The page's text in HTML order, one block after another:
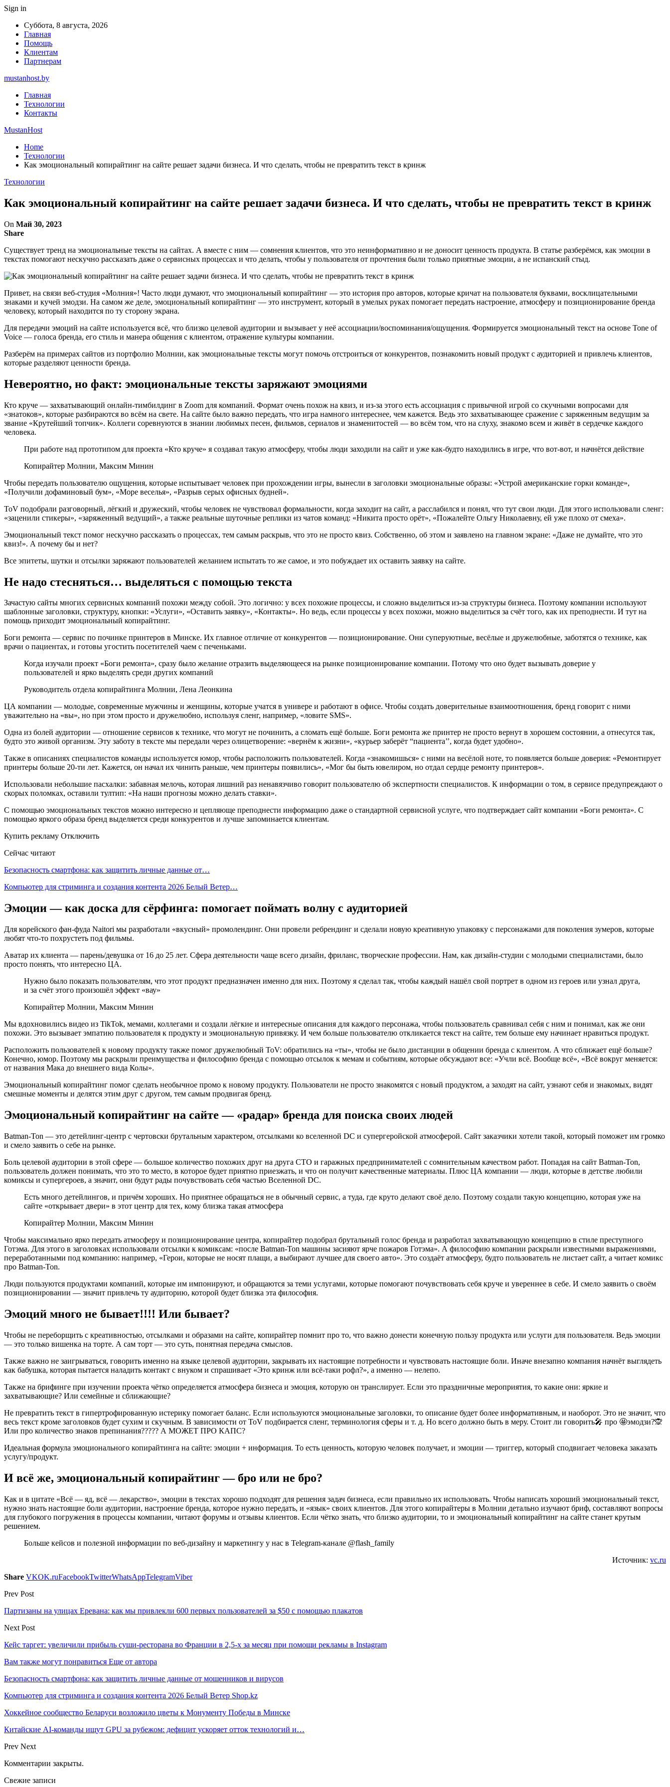
Sign in
Суббота, 8 августа, 2026
Главная
Помощь
Клиентам
Партнерам
mustanhost.by
Главная
Технологии
Контакты
MustanHost
Home
Технологии
Как эмоциональный копирайтинг на сайте решает задачи бизнеса. И что сделать, чтобы не превратить текст в кринж
Технологии
Как эмоциональный копирайтинг на сайте решает задачи бизнеса. И что сделать, чтобы не превратить текст в кринж
On Май 30, 2023
Share
Существует тренд на эмоциональные тексты на сайтах. А вместе с ним — сомнения клиентов, что это неинформативно и не доносит ценность продукта. В статье разберёмся, как эмоции в
текстах помогают нескучно рассказать даже о сервисных процессах и что делать, чтобы у пользователя от прочтения были только приятные эмоции, а не испанский стыд.
Привет, на связи веб-студия «Молния»! Часто люди думают, что эмоциональный копирайтинг — это история про авторов, которые кричат на пользователя буквами, восклицательными
знаками и кучей эмодзи. На самом же деле, эмоциональный копирайтинг — это инструмент, который в умелых руках помогает передать настроение, атмосферу и позиционирование бренда
человеку, который находится по ту сторону экрана.
Для передачи эмоций на сайте используется всё, что близко целевой аудитории и вызывает у неё ассоциации/воспоминания/ощущения. Формируется эмоциональный текст на основе Tone of
Voice — голоса бренда, его стиль и манера общения с клиентом, отражение культуры компании.
Разберём на примерах сайтов из портфолио Молнии, как эмоциональные тексты могут помочь отстроиться от конкурентов, познакомить новый продукт с аудиторией и привлечь клиентов,
которые разделяют ценности бренда.
Невероятно, но факт: эмоциональные тексты заряжают эмоциями
Кто круче — захватывающий онлайн-тимбилдинг в Zoom для компаний. Формат очень похож на квиз, и из-за этого есть ассоциация с привычной игрой со скучными вопросами для
«знатоков», которые разбираются во всём на свете. На сайте было важно передать, что игра намного интереснее, чем кажется. Ведь это захватывающее сражение с заряженным ведущим за
звание «Крутейший топчик». Коллеги соревнуются в знании любимых песен, фильмов, сериалов и знаменитостей — во всём том, что на слуху, знакомо всем и живёт в сердечке каждого
человека.
При работе над прототипом для проекта «Кто круче» я создавал такую атмосферу, чтобы люди заходили на сайт и уже как-будто находились в игре, что вот-вот, и начнётся действие
Копирайтер Молнии, Максим Минин
Чтобы передать пользователю ощущения, которые испытывает человек при прохождении игры, вынесли в заголовки эмоциональные образы: «Устрой американские горки команде»,
«Получили дофаминовый бум», «Море веселья», «Разрыв серых офисных будней».
ToV подобрали разговорный, лёгкий и дружеский, чтобы человек не чувствовал формальности, когда заходит на сайт, а расслабился и понял, что тут свои люди. Для этого использовали сленг:
«заценили стикеры», «заряженный ведущий», а также реальные шуточные реплики из чатов команд: «Никита просто орёт», «Пожалейте Ольгу Николаевну, ей уже плохо от смеха».
Эмоциональный текст помог нескучно рассказать о процессах, тем самым раскрыв, что это не просто квиз. Собственно, об этом и заявлено на главном экране: «Даже не думайте, что это
квиз!». А почему бы и нет?
Все эпитеты, шутки и отсылки заряжают пользователей желанием испытать то же самое, и это побуждает их оставить заявку на сайте.
Не надо стесняться… выделяться с помощью текста
Зачастую сайты многих сервисных компаний похожи между собой. Это логично: у всех похожие процессы, и сложно выделиться из-за структуры бизнеса. Поэтому компании используют
шаблонные заголовки, структуру, кнопки: «Услуги», «Оставить заявку», «Контакты». Но ведь, если процессы у всех похожи, можно выделиться за счёт того, как их преподнести. И тут на
помощь приходит эмоциональный копирайтинг.
Боги ремонта — сервис по починке принтеров в Минске. Их главное отличие от конкурентов — позиционирование. Они суперуютные, весёлые и дружелюбные, заботятся о технике, как
врачи о пациентах, и готовы угостить посетителей чаем с печеньками.
Когда изучали проект «Боги ремонта», сразу было желание отразить выделяющееся на рынке позиционирование компании. Потому что оно будет вызывать доверие у
пользователей и ярко выделять среди других компаний
Руководитель отдела копирайтинга Молнии, Лена Леонкина
ЦА компании — молодые, современные мужчины и женщины, которые учатся в универе и работают в офисе. Чтобы создать доверительные взаимоотношения, бренд говорит с ними
уважительно на «вы», но при этом просто и дружелюбно, используя сленг, например, «ловите SMS».
Одна из болей аудитории — отношение сервисов к технике, что могут не починить, а сломать ещё больше. Боги ремонта же принтер не просто вернут в хорошем состоянии, а отнесутся так,
будто это живой организм. Эту заботу в тексте мы передали через олицетворение: «вернём к жизни», «курьер заберёт “пациента’’, когда будет удобно».
Также в описаниях специалистов команды используется юмор, чтобы расположить пользователей. Когда «знакомишься» с ними на весёлой ноте, то появляется больше доверия: «Ремонтирует
принтеры больше 20-ти лет. Кажется, он начал их чинить раньше, чем принтеры появились», «Мог бы быть ювелиром, но отдал сердце ремонту принтеров».
Использовали небольшие пасхалки: забавная мелочь, которая лишний раз ненавязчиво говорит пользователю об экспертности специалистов. К информации о том, в сервисе предупреждают о
скорых поломках, оставили тултип: «На наши прогнозы можно делать ставки».
С помощью эмоциональных текстов можно интересно и цепляюще преподнести информацию даже о стандартной сервисной услуге, что подтверждает сайт компании «Боги ремонта». С
помощью яркого образа бренд выделяется среди конкурентов и лучше запоминается клиентам.
Купить рекламу Отключить
Сейчас читают
Безопасность смартфона: как защитить личные данные от…
Компьютер для стриминга и создания контента 2026 Белый Ветер…
Эмоции — как доска для сёрфинга: помогает поймать волну с аудиторией
Для корейского фан-фуда Naitori мы разработали «вкусный» промолендинг. Они провели ребрендинг и сделали новую креативную упаковку с персонажами для поколения зумеров, которые
любят что-то похрустеть под фильмы.
Аватар их клиента — парень/девушка от 16 до 25 лет. Сфера деятельности чаще всего дизайн, фриланс, творческие профессии. Нам, как дизайн-студии с молодыми специалистами, было
просто понять, что интересно ЦА.
Нужно было показать пользователям, что этот продукт предназначен именно для них. Поэтому я сделал так, чтобы каждый нашёл свой портрет в одном из героев или узнал друга,
и за счёт этого произошёл эффект «вау»
Копирайтер Молнии, Максим Минин
Мы вдохновились видео из TikTok, мемами, коллегами и создали лёгкие и интересные описания для каждого персонажа, чтобы пользователь сравнивал себя с ним и понимал, как же они
похожи. Это вызывает эмпатию пользователя к продукту и эмоциональную привязку. И чем больше пользователю откликается текст на сайте, тем больше ему начинает нравиться продукт.
Расположить пользователей к новому продукту также помог дружелюбный ToV: обратились на «ты», чтобы не было дистанции в общении бренда с клиентом. А что сближает ещё больше?
Конечно, юмор. Поэтому мы раскрыли преимущества и философию бренда с помощью отсылок к мемам и событиям, которые обсуждают все: «Учли всё. Вообще всё», «Всё вокруг меняется:
от названия Мака до внешнего вида Колы».
Эмоциональный копирайтинг помог сделать необычное промо к новому продукту. Пользователи не просто знакомятся с новый продуктом, а заходят на сайт, узнают себя и знакомых, видят
смешные моменты и делятся этим друг с другом, тем самым продвигая бренд.
Эмоциональный копирайтинг на сайте — «радар» бренда для поиска своих людей
Batman-Ton — это детейлинг-центр с чертовски брутальным характером, отсылками ко вселенной DC и супергеройской атмосферой. Сайт заказчики хотели такой, который поможет им громко
и смело заявить о себе на рынке.
Боль целевой аудитории в этой сфере — большое количество похожих друг на друга СТО и гаражных предпринимателей с сомнительным качеством работ. Попадая на сайт Batman-Ton,
пользователь должен понимать, что это то место, в которое будет приятно приезжать, и что он получит качественные материалы. Плюс ЦА компании — люди, которые в детстве любили
комиксы и супергероев, а значит, они будут рады почувствовать себя частью Вселенной DC.
Есть много детейлингов, и причём хороших. Но приятнее обращаться не в обычный сервис, а туда, где круто делают своё дело. Поэтому создали такую концепцию, которая уже на
сайте «открывает двери» в этот центр для тех, кому близка такая атмосфера
Копирайтер Молнии, Максим Минин
Чтобы максимально ярко передать атмосферу и позиционирование центра, копирайтер подобрал брутальный голос бренда и разработал захватывающую концепцию в стиле преступного
Готэма. Для этого в заголовках использовали отсылки к комиксам: «после Batman-Ton машины засияют ярче пожаров Готэма». А философию компании раскрыли известными выражениями,
переработанными под компанию: например, «Герои, которые не носят плащи, а выбирают лучшее для своего авто». Это создаёт атмосферу, будто пользователь не листает сайт, а читает комикс
про Batman-Ton.
Люди пользуются продуктами компаний, которые им импонируют, и обращаются за теми услугами, которые помогают почувствовать себя круче и увереннее в себе. И смело заявить о своём
позиционировании — значит привлечь ту аудиторию, которой будет близка эта философия.
Эмоций много не бывает!!!! Или бывает?
Чтобы не переборщить с креативностью, отсылками и образами на сайте, копирайтер помнит про то, что важно донести конечную пользу продукта или услуги для пользователя. Ведь эмоции
— это только вишенка на торте. А сам торт — это суть, понятная передача смыслов.
Также важно не заигрываться, говорить именно на языке целевой аудитории, закрывать их настоящие потребности и чувствовать настоящие боли. Иначе внезапно компания начнёт выглядеть
как бабушка, которая пытается наладить контакт с внуком и спрашивает «Это кринж или всё-таки рофл?», а именно — нелепо.
Также на брифинге при изучении проекта чётко определяется атмосфера бизнеса и эмоция, которую он транслирует. Если это праздничные мероприятия, то какие они: яркие и
захватывающие? Или семейные и сближающие?
Не превратить текст в гипертрофированную истерику помогает баланс. Если используются эмоциональные заголовки, то описание будет более информативным, и наоборот. Это не значит, что
весь текст кроме заголовков будет сухим и скучным. В зависимости от ToV подбирается сленг, терминология сферы и т. д. Но всего должно быть в меру. Стоит ли говорить🎤 про 🤩эмодзи?🙊
Или про количество знаков препинания????? А МОЖЕТ ПРО КАПС?
Идеальная формула эмоционального копирайтинга на сайте: эмоции + информация. То есть ценность, которую человек получает, и эмоции — триггер, который сподвигает человека заказать
услугу/продукт.
И всё же, эмоциональный копирайтинг — бро или не бро?
Как и в цитате «Всё — яд, всё — лекарство», эмоции в текстах хорошо подходят для решения задач бизнеса, если правильно их использовать. Чтобы написать хороший эмоциональный текст,
нужно знать настоящие боли аудитории, настроение бренда, которое нужно передать, и «язык» своих клиентов. Для этого копирайтеры в Молнии детально изучают бриф, составляют вопросы
для глубокого погружения в процессы компании, читают форумы и отзывы клиентов. Если чётко знать, что близко аудитории, то и эмоциональный копирайтинг на сайте станет крутым
решением.
Больше кейсов и полезной информации по веб-дизайну и маркетингу у нас в Telegram-канале @flash_family
Источник: vc.ru
Share VKOK.ruFacebookTwitterWhatsAppTelegramViber
Prev Post
Партизаны на улицах Еревана: как мы привлекли 600 первых пользователей за $50 с помощью плакатов
Next Post
Кейс таргет: увеличили прибыль суши-ресторана во Франции в 2,5-х за месяц при помощи рекламы в Instagram
Вам также могут понравиться Еще от автора
Безопасность смартфона: как защитить личные данные от мошенников и вирусов
Компьютер для стриминга и создания контента 2026 Белый Ветер Shop.kz
Хоккейное сообщество Беларуси возложило цветы к Монументу Победы в Минске
Китайские AI-команды ищут GPU за рубежом: дефицит ускоряет отток технологий и…
Prev Next
Комментарии закрыты.
Свежие записи